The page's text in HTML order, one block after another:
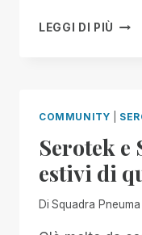
LEGGI DI PIÙ
DA
COMMUNITY
Serotek e
estivi di
Di Squadra